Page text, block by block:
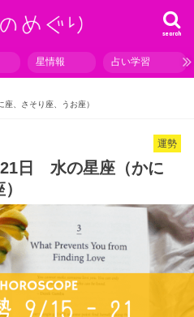
search
星情報 占い学習
、さそり座、うお座）
運勢
日 水の星座（かに